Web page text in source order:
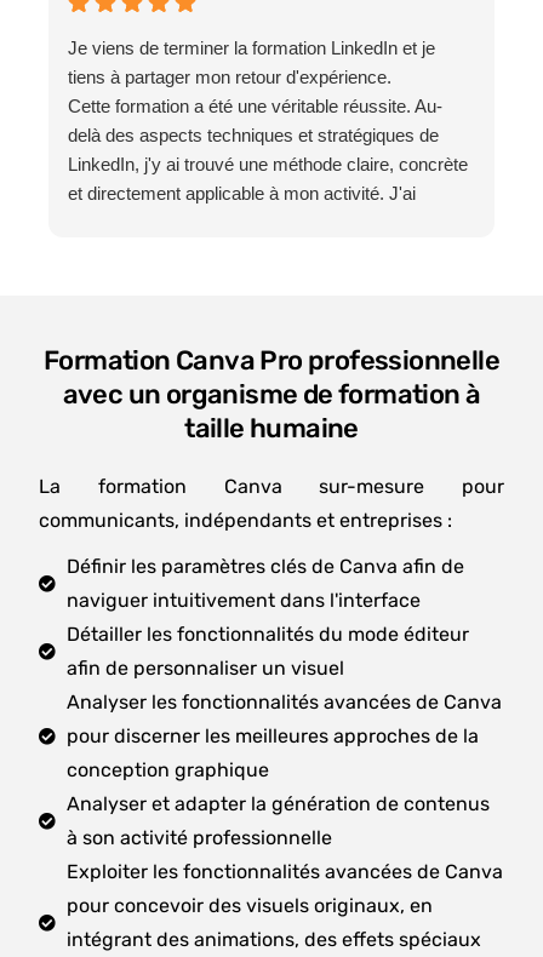
Je viens de terminer la formation LinkedIn et je
tiens à partager mon retour d'expérience.
Cette formation a été une véritable réussite. Au-
delà des aspects techniques et stratégiques de
LinkedIn, j'y ai trouvé une méthode claire, concrète
et directement applicable à mon activité. J'ai
déroulés dans une excellente ambiance,
professionnels, disponibles et toujours à l'écoute.
Cet accompagnement a largement contribué à la
Un grand merci tout particulièrement à Salomé
Lovato pour sa pédagogie, sa bienveillance et sa
su transmettre bien plus que des connaissances,
une véritable méthode de travail et une nouvelle
façon d'aborder LinkedIn.
Je recommande cette formation à toutes les
LinkedIn efficace, authentique et durable.
Merci encore à Salomé et à toute l'équipe HTW
pour cette belle expérience !
Formation Canva Pro professionnelle
avec un organisme de formation à
taille humaine
La formation Canva sur-mesure pour
communicants, indépendants et entreprises :
Définir les paramètres clés de Canva afin de
naviguer intuitivement dans l'interface
Détailler les fonctionnalités du mode éditeur
afin de personnaliser un visuel
Analyser les fonctionnalités avancées de Canva
pour discerner les meilleures approches de la
conception graphique
Analyser et adapter la génération de contenus
à son activité professionnelle
Exploiter les fonctionnalités avancées de Canva
pour concevoir des visuels originaux, en
intégrant des animations, des effets spéciaux